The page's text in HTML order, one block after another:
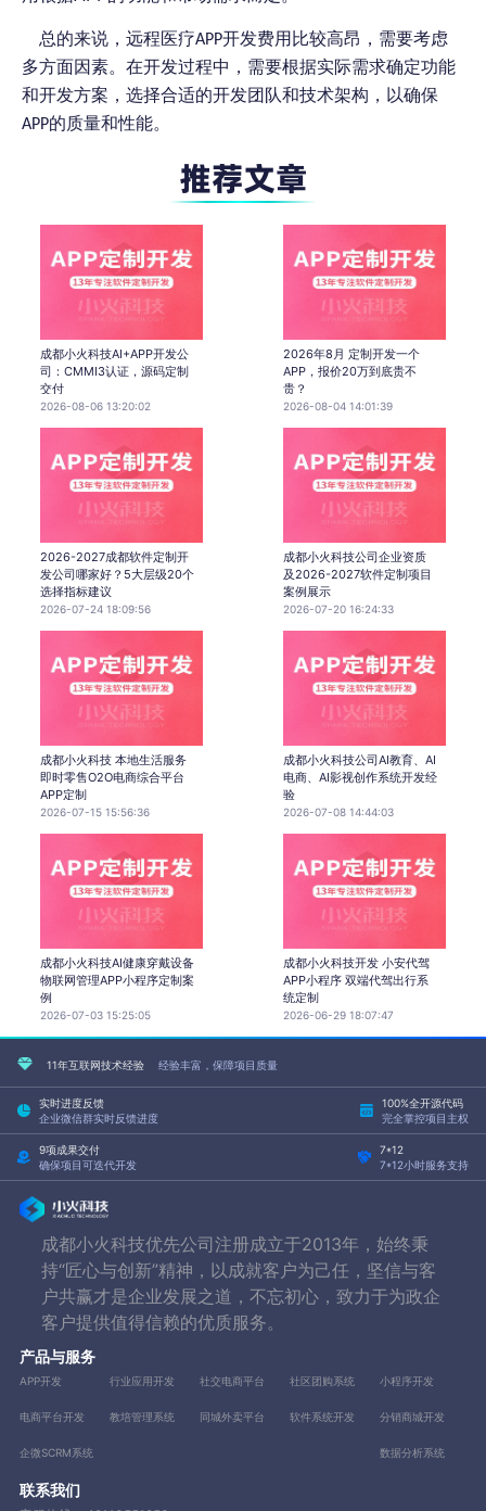
总的来说，远程医疗APP开发费用比较高昂，需要考虑
多方面因素。在开发过程中，需要根据实际需求确定功能
和开发方案，选择合适的开发团队和技术架构，以确保
APP的质量和性能。
成都小火科技AI+APP开发公
司：CMMI3认证，源码定制
交付
2026-08-06 13:20:02
2026年8月 定制开发一个
APP，报价20万到底贵不
贵？
2026-08-04 14:01:39
2026-2027成都软件定制开
发公司哪家好？5大层级20个
选择指标建议
2026-07-24 18:09:56
成都小火科技公司企业资质
及2026-2027软件定制项目
案例展示
2026-07-20 16:24:33
成都小火科技 本地生活服务
即时零售O2O电商综合平台
APP定制
2026-07-15 15:56:36
成都小火科技公司AI教育、AI
电商、AI影视创作系统开发经
验
2026-07-08 14:44:03
成都小火科技AI健康穿戴设备
物联网管理APP小程序定制案
例
2026-07-03 15:25:05
成都小火科技开发 小安代驾
APP小程序 双端代驾出行系
统定制
2026-06-29 18:07:47
11年互联网技术经验 经验丰富，保障项目质量
实时进度反馈
企业微信群实时反馈进度
100%全开源代码
完全掌控项目主权
9项成果交付
确保项目可迭代开发
7*12
7*12小时服务支持
成都小火科技优先公司注册成立于2013年，始终秉
持“匠心与创新”精神，以成就客户为己任，坚信与客
户共赢才是企业发展之道，不忘初心，致力于为政企
客户提供值得信赖的优质服务。
产品与服务
APP开发 行业应用开发 社交电商平台 社区团购系统 小程序开发
电商平台开发 教培管理系统 同城外卖平台 软件系统开发 分销商城开发
企微SCRM系统 数据分析系统
联系我们